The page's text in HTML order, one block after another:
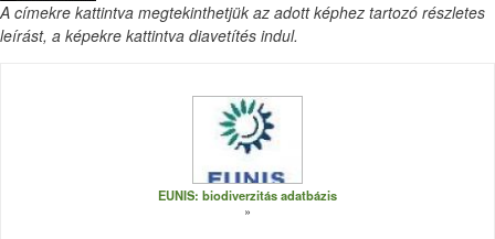
A címekre kattintva megtekinthetjük az adott képhez tartozó részletes
leírást, a képekre kattintva diavetítés indul.
EUNIS: biodiverzitás adatbázis